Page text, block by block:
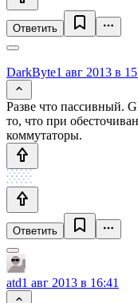
Ответить
DarkByte1 авг 2013 в
Разве что пассивный.
то, что при
коммутаторы.
Ответить
atd1 авг 2013 в 16:41